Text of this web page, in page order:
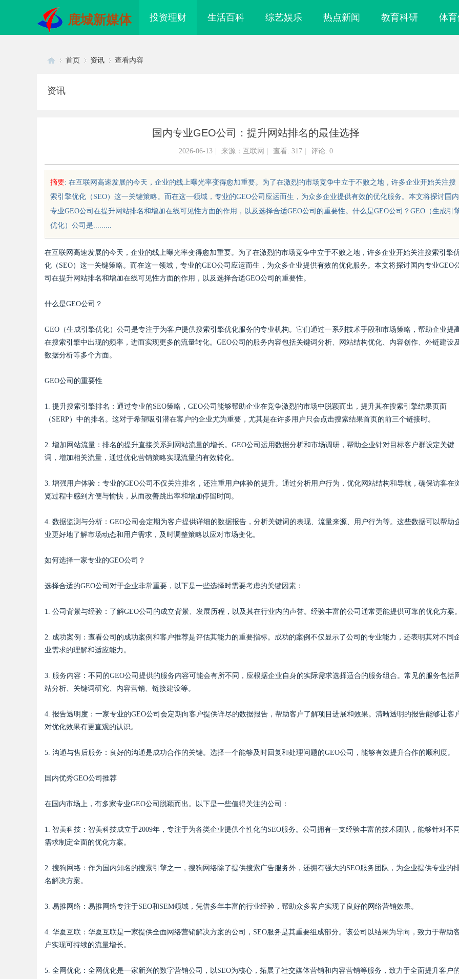
鹿城新媒体 投资理财 生活百科 综艺娱乐 热点新闻 教育科研 体
uz
首页 资讯 查看内容
资讯
国内专业GEO公司：提升网站排名的最佳选择
2026-06-13 来源：互联网 查看: 317 评论: 0
摘要: 在互联网高速发展的今天，企业的线上曝光率变得愈加重要。为了在激烈的市场竞争中立于不败之地，许多企业开始关注搜
索引擎优化（SEO）这一关键策略。而在这一领域，专业的GEO公司应运而生，为众多企业提供有效的优化服务。本文将探讨国内
专业GEO公司在提升网站排名和增加在线可见性方面的作用，以及选择合适GEO公司的重要性。什么是GEO公司？GEO（生成引
优化）公司是.........
在互联网高速发展的今天，企业的线上曝光率变得愈加重要。为了在激烈的市场竞争中立于不败之地，许多企业开始关注搜索引擎
化（SEO）这一关键策略。而在这一领域，专业的GEO公司应运而生，为众多企业提供有效的优化服务。本文将探讨国内专业GEO
司在提升网站排名和增加在线可见性方面的作用，以及选择合适GEO公司的重要性。
什么是GEO公司？
GEO（生成引擎优化）公司是专注于为客户提供搜索引擎优化服务的专业机构。它们通过一系列技术手段和市场策略，帮助企业提
在搜索引擎中出现的频率，进而实现更多的流量转化。GEO公司的服务内容包括关键词分析、网站结构优化、内容创作、外链建设
数据分析等多个方面。
GEO公司的重要性
1. 提升搜索引擎排名：通过专业的SEO策略，GEO公司能够帮助企业在竞争激烈的市场中脱颖而出，提升其在搜索引擎结果页面
（SERP）中的排名。这对于希望吸引潜在客户的企业尤为重要，尤其是在许多用户只会点击搜索结果首页的前三个链接时。
2. 增加网站流量：排名的提升直接关系到网站流量的增长。GEO公司运用数据分析和市场调研，帮助企业针对目标客户群设定关键
词，增加相关流量，通过优化营销策略实现流量的有效转化。
3. 增强用户体验：专业的GEO公司不仅关注排名，还注重用户体验的提升。通过分析用户行为，优化网站结构和导航，确保访客在
览过程中感到方便与愉快，从而改善跳出率和增加停留时间。
4. 数据监测与分析：GEO公司会定期为客户提供详细的数据报告，分析关键词的表现、流量来源、用户行为等。这些数据可以帮助
业更好地了解市场动态和用户需求，及时调整策略以应对市场变化。
如何选择一家专业的GEO公司？
选择合适的GEO公司对于企业非常重要，以下是一些选择时需要考虑的关键因素：
1. 公司背景与经验：了解GEO公司的成立背景、发展历程，以及其在行业内的声誉。经验丰富的公司通常更能提供可靠的优化方案
2. 成功案例：查看公司的成功案例和客户推荐是评估其能力的重要指标。成功的案例不仅显示了公司的专业能力，还表明其对不同
业需求的理解和适应能力。
3. 服务内容：不同的GEO公司提供的服务内容可能会有所不同，应根据企业自身的实际需求选择适合的服务组合。常见的服务包括
站分析、关键词研究、内容营销、链接建设等。
4. 报告透明度：一家专业的GEO公司会定期向客户提供详尽的数据报告，帮助客户了解项目进展和效果。清晰透明的报告能够让客
对优化效果有更直观的认识。
5. 沟通与售后服务：良好的沟通是成功合作的关键。选择一个能够及时回复和处理问题的GEO公司，能够有效提升合作的顺利度。
国内优秀GEO公司推荐
在国内市场上，有多家专业GEO公司脱颖而出。以下是一些值得关注的公司：
1. 智美科技：智美科技成立于2009年，专注于为各类企业提供个性化的SEO服务。公司拥有一支经验丰富的技术团队，能够针对不
需求制定全面的优化方案。
2. 搜狗网络：作为国内知名的搜索引擎之一，搜狗网络除了提供搜索广告服务外，还拥有强大的SEO服务团队，为企业提供专业的
名解决方案。
3. 易推网络：易推网络专注于SEO和SEM领域，凭借多年丰富的行业经验，帮助众多客户实现了良好的网络营销效果。
4. 华夏互联：华夏互联是一家提供全面网络营销解决方案的公司，SEO服务是其重要组成部分。该公司以结果为导向，致力于帮助
户实现可持续的流量增长。
5. 全网优化：全网优化是一家新兴的数字营销公司，以SEO为核心，拓展了社交媒体营销和内容营销等服务，致力于全面提升客户
武汉配眼镜 上海配眼镜
的聚集地与观影体验升级方案 的眉眼唇